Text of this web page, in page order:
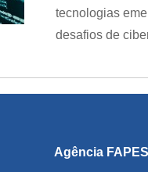
tecnologias
desafios de
Agência